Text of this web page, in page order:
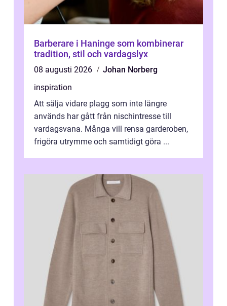
Barberare i Haninge som kombinerar
tradition, stil och vardagslyx
08 augusti 2026
Johan Norberg
inspiration
Att sälja vidare plagg som inte längre
används har gått från nischintresse till
vardagsvana. Många vill rensa garderoben,
frigöra utrymme och samtidigt göra ...